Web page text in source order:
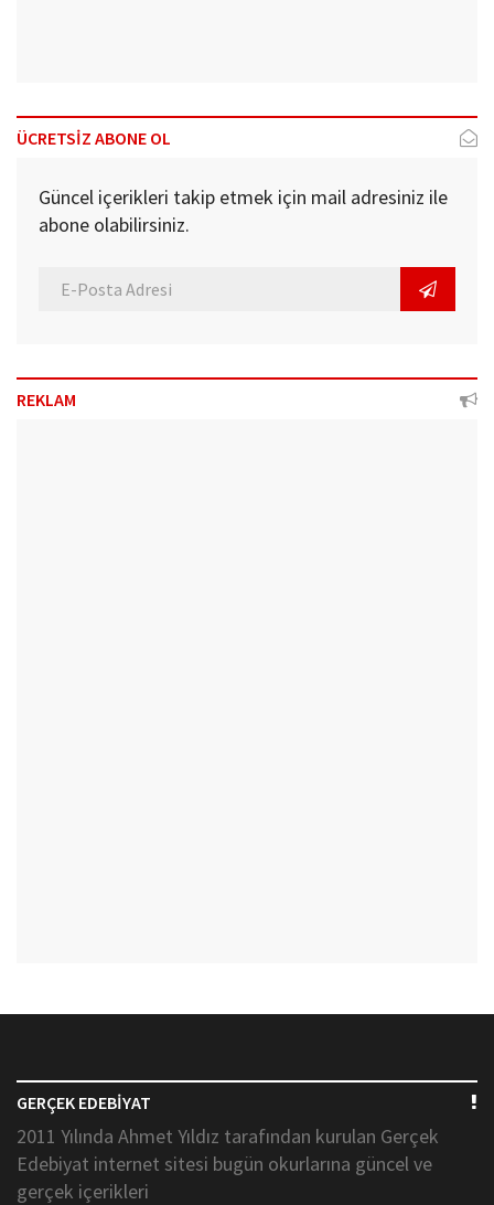
ÜCRETSİZ ABONE OL
Güncel içerikleri takip etmek için mail adresiniz ile
abone olabilirsiniz.
REKLAM
GERÇEK EDEBİYAT
2011 Yılında Ahmet Yıldız tarafından kurulan Gerçek
Edebiyat internet sitesi bugün okurlarına güncel ve
gerçek içerikleri